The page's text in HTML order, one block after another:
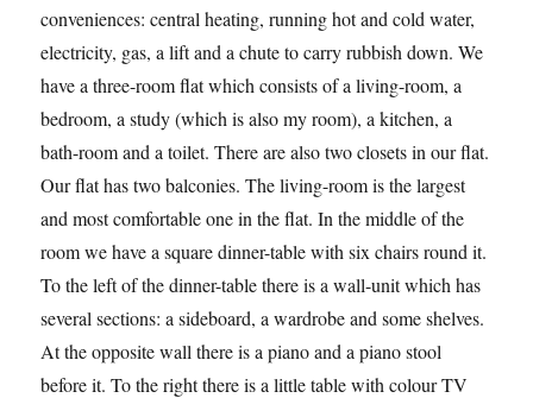
conveniences: central heating, running hot and cold water,
electricity, gas, a lift and a chute to carry rubbish down. We
have a three-room flat which consists of a living-room, a
bedroom, a study (which is also my room), a kitchen, a
bath-room and a toilet. There are also two closets in our flat.
Our flat has two balconies. The living-room is the largest
and most comfortable one in the flat. In the middle of the
room we have a square dinner-table with six chairs round it.
To the left of the dinner-table there is a wall-unit which has
several sections: a sideboard, a wardrobe and some shelves.
At the opposite wall there is a piano and a piano stool
before it. To the right there is a little table with colour TV